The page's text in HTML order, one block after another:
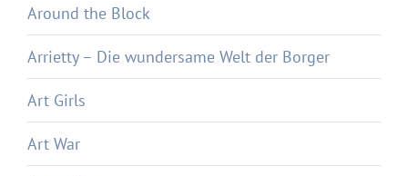
Around the Block
Arrietty – Die wundersame Welt der Borger
Art Girls
Art War